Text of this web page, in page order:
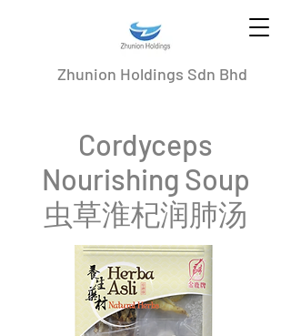
Zhunion Holdings Sdn Bhd
Cordyceps
Nourishing Soup
虫草淮杞润肺汤